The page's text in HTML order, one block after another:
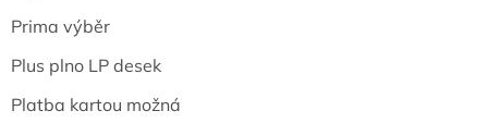
Prima výběr
Plus plno LP desek
Platba kartou možná